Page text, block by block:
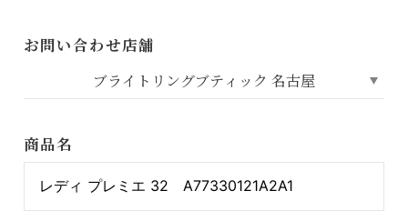
お問い合わせ店舗
商品名